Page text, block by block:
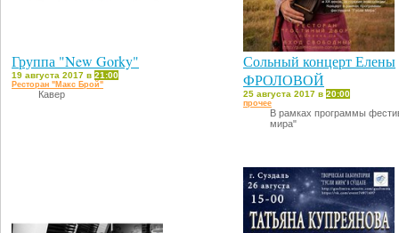
Группа "New Gorky"
19 августа 2017 в 21:00
Ресторан "Макс Брой"
Кавер
Сольный концерт Елены
ФРОЛОВОЙ
25 августа 2017 в 20:00
прочее
В рамках программы
мира"